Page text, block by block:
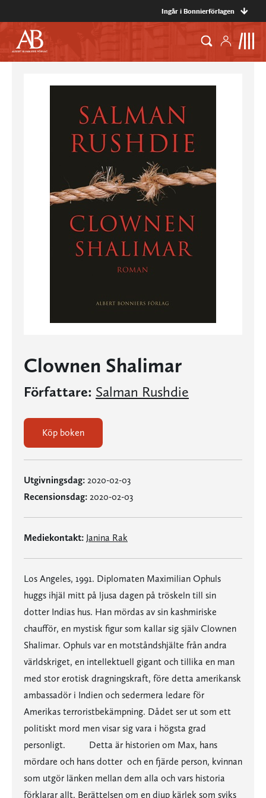
Ingår i Bonnierförlagen
Clownen Shalimar
Författare: Salman Rushdie
Köp boken
Utgivningsdag: 2020-02-03
Recensionsdag: 2020-02-03
Mediekontakt: Janina Rak
Los Angeles, 1991. Diplomaten Maximilian Ophuls
huggs ihjäl mitt på ljusa dagen på tröskeln till sin
dotter Indias hus. Han mördas av sin kashmiriske
chaufför, en mystisk figur som kallar sig själv Clownen
Shalimar. Ophuls var en motståndshjälte från andra
världskriget, en intellektuell gigant och tillika en man
med stor erotisk dragningskraft, före detta amerikansk
ambassadör i Indien och sedermera ledare för
Amerikas terroristbekämpning. Dådet ser ut som ett
politiskt mord men visar sig vara i högsta grad
personligt. Detta är historien om Max, hans
mördare och hans dotter  och en fjärde person, kvinnan
som utgör länken mellan dem alla och vars historia
förklarar allt. Berättelsen om en djup kärlek som sviks